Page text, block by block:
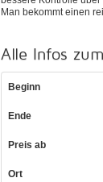
Man bekommt einen
Alle Infos
Beginn
Ende
Preis ab
Ort